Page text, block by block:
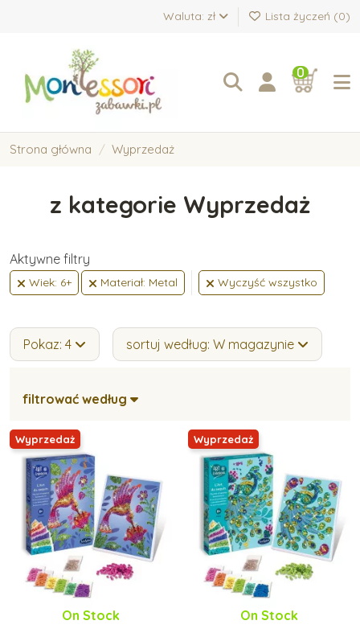
Waluta: zł Lista życzeń (0)
0
Strona główna Wyprzedaż
z kategorie Wyprzedaż
Aktywne filtry
Wiek: 6+ Materiał: Metal Wyczyść wszystko
Pokaz: 4 sortuj według: W magazynie
filtrować według
Wyprzedaż
On Stock
Wyprzedaż
On Stock